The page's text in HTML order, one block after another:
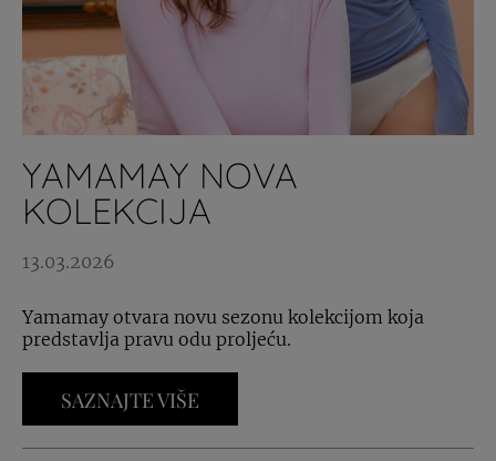
YAMAMAY NOVA
KOLEKCIJA
13.03.2026
Yamamay otvara novu sezonu kolekcijom koja
predstavlja pravu odu proljeću.
SAZNAJTE VIŠE